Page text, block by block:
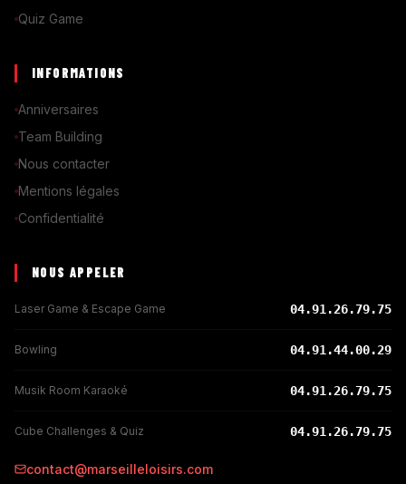
Quiz Game
INFORMATIONS
Anniversaires
Team Building
Nous contacter
Mentions légales
Confidentialité
NOUS APPELER
Laser Game & Escape Game 04.91.26.79.75
Bowling 04.91.44.00.29
Musik Room Karaoké 04.91.26.79.75
Cube Challenges & Quiz 04.91.26.79.75
contact@marseilleloisirs.com